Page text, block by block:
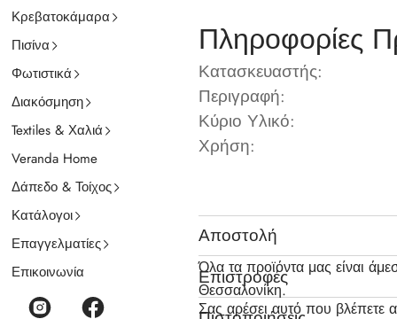
Κρεβατοκάμαρα
Πισίνα
Φωτιστικά
Διακόσμηση
Textiles & Χαλιά
Veranda Home
Δάπεδο & Τοίχος
Κατάλογοι
Επαγγελματίες
Επικοινωνία
Πληροφορίες
Κατασκευαστής:
Περιγραφή:
Κύριο Υλικό:
Χρήση:
Αποστολή
Όλα τα προϊόντα μας είναι
Θεσσαλονίκη.
Επιστροφές
Σας αρέσει αυτό που βλέπετε